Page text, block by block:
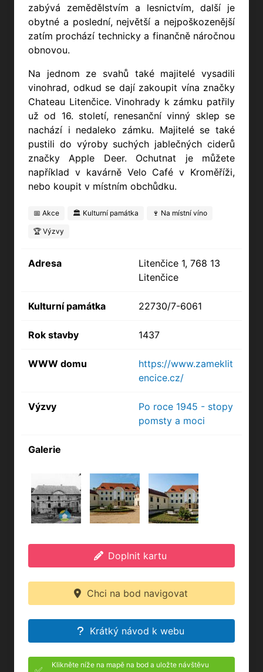
zabývá zemědělstvím a lesnictvím, další je
obytné a poslední, největší a nejpoškozenější
zatím prochází technicky a finančně náročnou
obnovou.
Na jednom ze svahů také majitelé vysadili
vinohrad, odkud se dají zakoupit vína značky
Chateau Litenčice. Vinohrady k zámku patřily
už od 16. století, renesanční vinný sklep se
nachází i nedaleko zámku. Majitelé se také
pustili do výroby suchých jablečných ciderů
značky Apple Deer. Ochutnat je můžete
například v kavárně Velo Café v Kroměříži,
nebo koupit v místním obchůdku.
📅 Akce 🏛️ Kulturní památka 🍷 Na místní víno
🏆 Výzvy
Adresa
Litenčice 1, 768 13
Litenčice
Kulturní památka 22730/7-6061
Rok stavby 1437
WWW domu
https://www.zameklit
encice.cz/
Výzvy
Po roce 1945 - stopy
pomsty a moci
Galerie
Doplnit kartu
Chci na bod navigovat
Krátký návod k webu
Klikněte níže na mapě na bod a uložte návštěvu